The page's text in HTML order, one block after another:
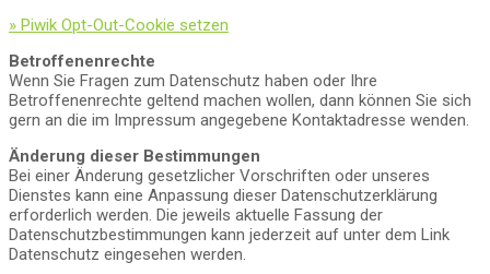
» Piwik Opt-Out-Cookie setzen
Betroffenenrechte
Wenn Sie Fragen zum Datenschutz haben oder Ihre
Betroffenenrechte geltend machen wollen, dann können Sie sich
gern an die im Impressum angegebene Kontaktadresse wenden.
Änderung dieser Bestimmungen
Bei einer Änderung gesetzlicher Vorschriften oder unseres
Dienstes kann eine Anpassung dieser Datenschutzerklärung
erforderlich werden. Die jeweils aktuelle Fassung der
Datenschutzbestimmungen kann jederzeit auf unter dem Link
Datenschutz eingesehen werden.